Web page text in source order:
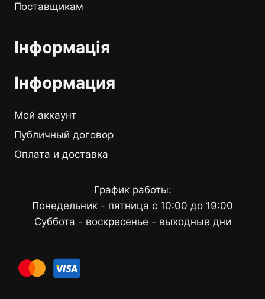
Поставщикам
Інформація
Інформация
Мой аккаунт
Публичный договор
Оплата и доставка
График работы:
Понедельник - пятница с 10:00 до 19:00
Суббота - воскресенье - выходные дни